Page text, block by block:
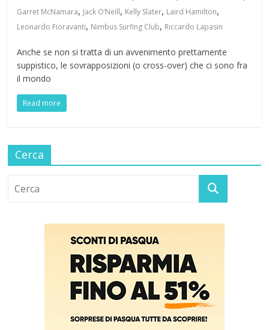
Garret McNamara, Jack O’Neill, Kelly Slater, Laird Hamilton,
Leonardo Fioravanti, Nimbus Surfing Club, Riccardo Lapasin
Anche se non si tratta di un avvenimento prettamente
suppistico, le sovrapposizioni (o cross-over) che ci sono fra
il mondo
Read more
Cerca